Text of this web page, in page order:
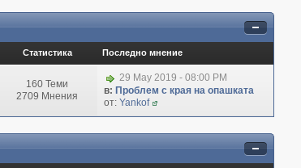
Статистика Последно мнение
160 Теми
2709 Мнения
29 May 2019 - 08:00 PM
в: Проблем с края на опашката
от: Yankof